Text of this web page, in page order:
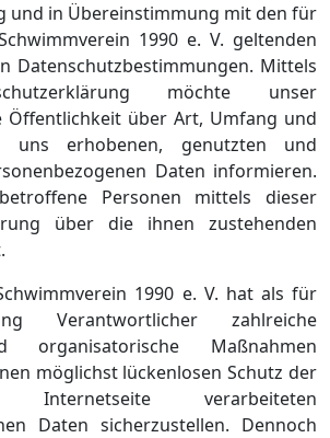
und in Übereinstimmung mit den für
1990 e. V. geltenden
Datenschutzbestimmungen. Mittels
möchte unser
Öffentlichkeit über Art, Umfang und
uns erhobenen, genutzten und
Daten informieren.
Personen mittels dieser
über die ihnen zustehenden
1990 e. V. hat als für
Verantwortlicher zahlreiche
organisatorische Maßnahmen
möglichst lückenlosen Schutz der
verarbeiteten
Daten sicherzustellen. Dennoch